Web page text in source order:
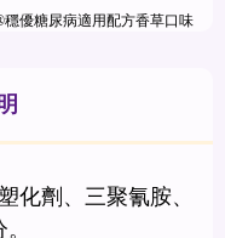
優糖尿病適用配方香草口味
化劑、三聚氰胺、